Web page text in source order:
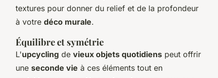
textures pour donner du relief et de la profondeur
à votre déco murale.
Équilibre et symétrie
L'upcycling de vieux objets quotidiens peut offrir
une seconde vie à ces éléments tout en